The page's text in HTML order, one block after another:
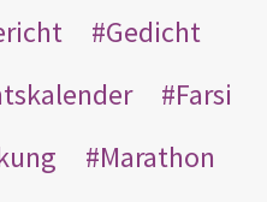
Gedicht
Farsi
Marathon